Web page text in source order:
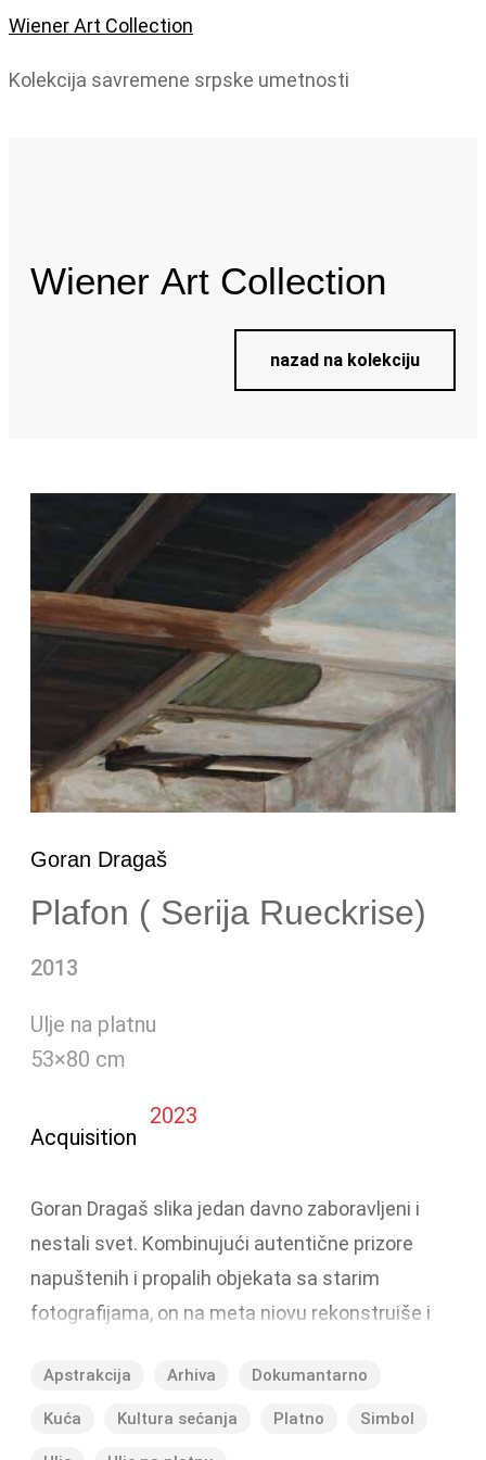
Wiener Art Collection
Kolekcija savremene srpske umetnosti
Wiener Art Collection
nazad na kolekciju
Goran Dragaš
Plafon ( Serija Rueckrise)
2013
Ulje na platnu
53×80 cm
Acquisition
2023
Goran Dragaš slika jedan davno zaboravljeni i
nestali svet. Kombinujući autentične prizore
napuštenih i propalih objekata sa starim
fotografijama, on na meta niovu rekonstruiše i
kulturološki sistem. U pitanju je svojevrsna
arheologija koja beleži i rekonstriše sloj po sloj,
nivo po nivo. Od privatnog života pojedinca do
Apstrakcija Arhiva Dokumantarno
Kuća Kultura sećanja Platno Simbol